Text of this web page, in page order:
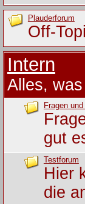
Plauderforum
Off-
Intern
Alles,
Fragen
gut
Testforum
Hier
die